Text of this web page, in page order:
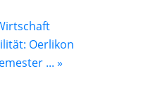
Oerlikon
... »